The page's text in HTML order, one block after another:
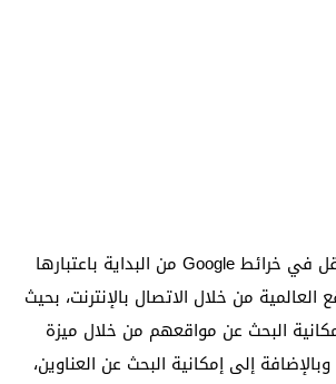
تم تصميم ميزة التنقل في خرائط Google من البداية باعتبارها
العالمية من خلال الاتصال بالإنترنت، بحيث
البحث عن مواقعهم من خلال ميزة
إلى إمكانية البحث عن العناوين،